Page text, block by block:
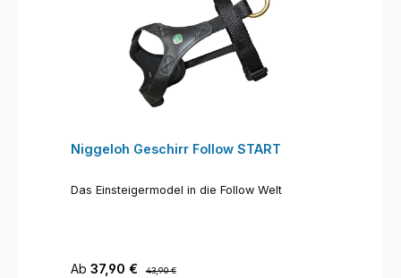
Niggeloh Geschirr Follow START
Das Einsteigermodel in die Follow Welt
Verkaufspreis:
Ab 37,90 €
43,90 €